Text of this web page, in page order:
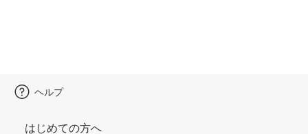
ヘルプ
はじめての方へ